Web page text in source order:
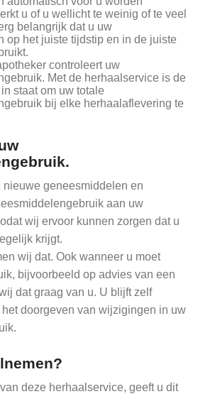
u of u wellicht te weinig of te veel
belangrijk dat u uw
op het juiste tijdstip en in de juiste
controleert uw
Met de herhaalservice is de
staat om uw totale
bij elke herhaalaflevering te
nieuwe geneesmiddelen en
aan uw
wij ervoor kunnen zorgen dat u
krijgt.
wij dat. Ook wanneer u moet
bijvoorbeeld op advies van een
dat graag van u. U blijft zelf
doorgeven van wijzigingen in uw
deze herhaalservice, geeft u dit